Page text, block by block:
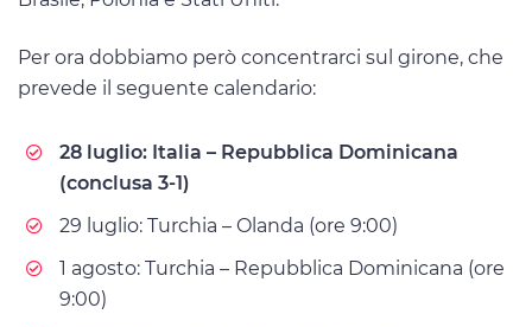
Per ora dobbiamo però concentrarci sul girone, che
prevede il seguente calendario:
28 luglio: Italia – Repubblica Dominicana
(conclusa 3-1)
29 luglio: Turchia – Olanda (ore 9:00)
1 agosto: Turchia – Repubblica Dominicana (ore
9:00)